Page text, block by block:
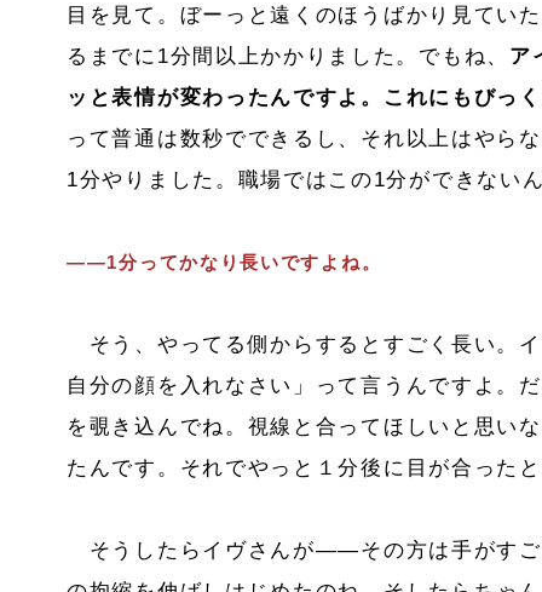
目を見て。ぼーっと遠くのほうばかり見てい
るまでに1分間以上かかりました。でもね、 ア
ッと表情が変わったんですよ。これにもびっ
って普通は数秒でできるし、それ以上はやら
1分やりました。職場ではこの1分ができない
――1分ってかなり長いですよね。
そう、やってる側からするとすごく長い。
自分の顔を入れなさい」って言うんですよ。
を覗き込んでね。視線と合ってほしいと思い
たんです。それでやっと１分後に目が合った
そうしたらイヴさんが――その方は手がす